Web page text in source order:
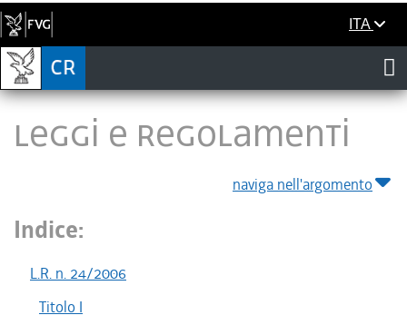
ITA
LEGGI E REGOLAMENTI
naviga nell'argomento
Indice:
L.R. n. 24/2006
Titolo I